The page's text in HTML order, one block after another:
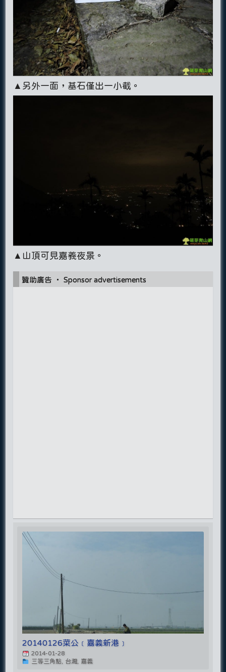
▲另外一面，基石僅出一小截。
▲山頂可見嘉義夜景。
贊助廣告 ‧ Sponsor advertisements
20140126菜公﹝嘉義新港﹞
2014-01-28
三等三角點, 台灣, 嘉義